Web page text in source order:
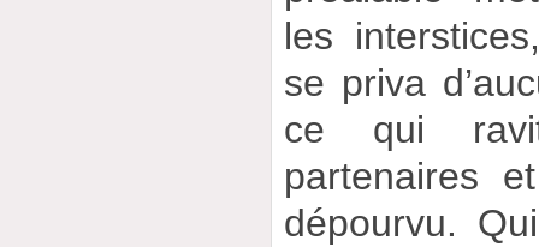
les
se priva
ce qui
partenaires
dépourvu.